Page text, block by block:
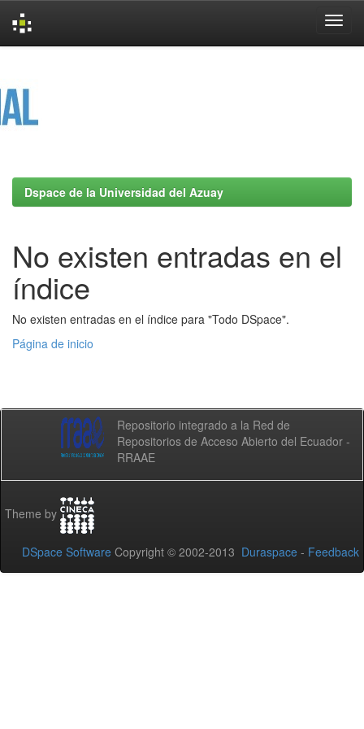
Dspace de la Universidad del Azuay
No existen entradas en el
índice
No existen entradas en el índice para "Todo DSpace".
Página de inicio
Repositorio integrado a la Red de
Repositorios de Acceso Abierto del Ecuador -
RRAAE
Theme by
DSpace Software Copyright © 2002-2013 Duraspace - Feedback